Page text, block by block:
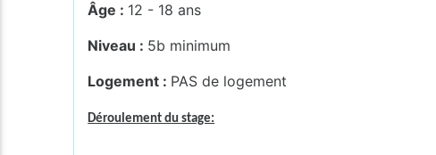
Âge : 12 - 18 ans
Niveau : 5b minimum
Logement : PAS de logement
Déroulement du stage: